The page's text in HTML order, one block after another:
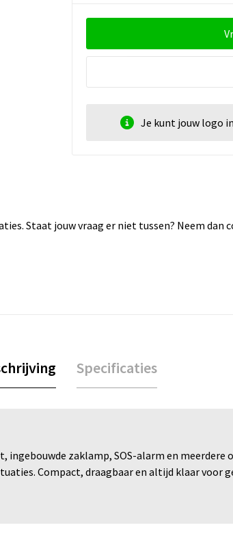
Je kunt jouw logo
Staat jouw vraag er niet tussen? Neem dan
Specificaties
zaklamp, SOS-alarm en meerdere
Compact, draagbaar en altijd klaar voor